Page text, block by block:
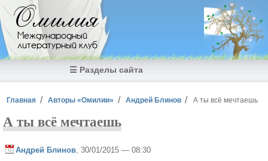
Перейти к основному содержанию
Омилия
Международный
литературный клуб
☰ Разделы сайта
Вы здесь
Главная Авторы «Омилии» Андрей Блинов А ты всё мечтаешь
А ты всё мечтаешь
Андрей Блинов , 30/01/2015 — 08:30